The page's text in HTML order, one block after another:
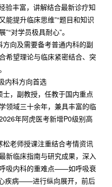
验丰富，讲解结合最新诊疗知
能提升临床思维”“题目和知识
对学员极具耐心”。
方向及需要备考普通内科的副
希望理论与临床紧密结合、突
科方向首选
士，副教授，任教于国内重点
领域三十余年，兼具丰富的临
年阿虎医考新增P0级别高
松老师授课注重结合考情资讯
新临床指南与研究成果，深入
吸内科的重难点——如呼吸衰
疾病——进行纵向展开，前后